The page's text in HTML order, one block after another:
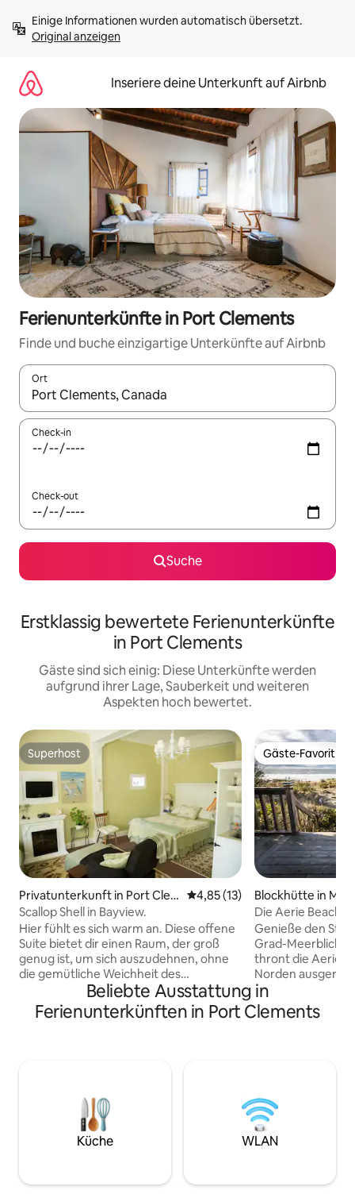
Inhalten
springenOriginal anzeigen
Inseriere deine Unterkunft auf Airbnb
Ferienunterkünfte in Port Clements
Finde und buche einzigartige Unterkünfte auf Airbnb
Ort
Wenn Ergebnisse verfügbar sind, navigiere mit den
Check-in
Check-out
Suche
Erstklassig bewertete Ferienunterkünfte
in Port Clements
Gäste sind sich einig: Diese Unterkünfte werden
aufgrund ihrer Lage, Sauberkeit und weiteren
Aspekten hoch bewertet.
Superhost
Superhost
Privatunterkunft in Port Cle
ments
Durchschnittliche Bewertung:
4,85 (13)
Scallop Shell in Bayview.
Hier fühlt es sich warm an. Diese offene
Suite bietet dir einen Raum, der groß
genug ist, um sich auszudehnen, ohne
die gemütliche Weichheit des
Ferienhauses am Meer zu verlieren. Das
offene Konzept sorgt dafür, dass nur
das Badezimmer separat ist. Die Küche
Mikrowelle und ein Waschbecken. Der
weiche, dunkle Stuhl lässt sich
herunterklappen, um einen zusätzlichen
Gast unterzubringen, wenn die
angrenzt, um das Wetter zu
Gäste-Favorit
Gäste-Favorit
Blockhütte in
Die Aerie Beach
Genieße den
Grad-Meerblick.
thront die Aerie
Norden
sodass du die
der Hütte sehen kannst.
eine
Holzofen als
wird bereitgestellt
mitgebracht
Beleuchtung und
Beliebte Ausstattung in
Ferienunterkünften in Port Clements
Küche WLAN